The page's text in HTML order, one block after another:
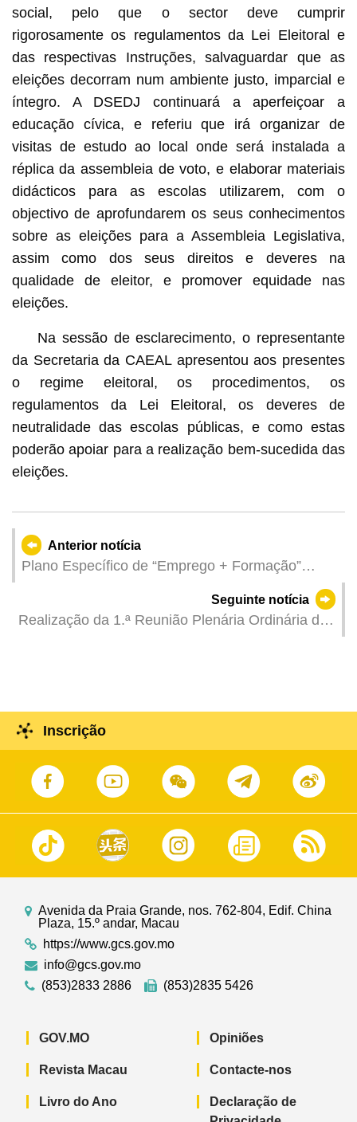
social, pelo que o sector deve cumprir
rigorosamente os regulamentos da Lei Eleitoral e
das respectivas Instruções, salvaguardar que as
eleições decorram num ambiente justo, imparcial e
íntegro. A DSEDJ continuará a aperfeiçoar a
educação cívica, e referiu que irá organizar de
visitas de estudo ao local onde será instalada a
réplica da assembleia de voto, e elaborar materiais
didácticos para as escolas utilizarem, com o
objectivo de aprofundarem os seus conhecimentos
sobre as eleições para a Assembleia Legislativa,
assim como dos seus direitos e deveres na
qualidade de eleitor, e promover equidade nas
eleições.
Na sessão de esclarecimento, o representante
da Secretaria da CAEAL apresentou aos presentes
o regime eleitoral, os procedimentos, os
regulamentos da Lei Eleitoral, os deveres de
neutralidade das escolas públicas, e como estas
poderão apoiar para a realização bem-sucedida das
eleições.
Anterior notícia
Plano Específico de “Emprego + Formação”
empresa de lazer Inscrições abertas a partir de 9
de Abril
Seguinte notícia
Realização da 1.ª Reunião Plenária Ordinária do
Inscrição
Avenida da Praia Grande, nos. 762-804, Edif. China
Plaza, 15.º andar, Macau
https://www.gcs.gov.mo
info@gcs.gov.mo
(853)2833 2886
(853)2835 5426
GOV.MO
Revista Macau
Livro do Ano
Opiniões
Contacte-nos
Declaração de